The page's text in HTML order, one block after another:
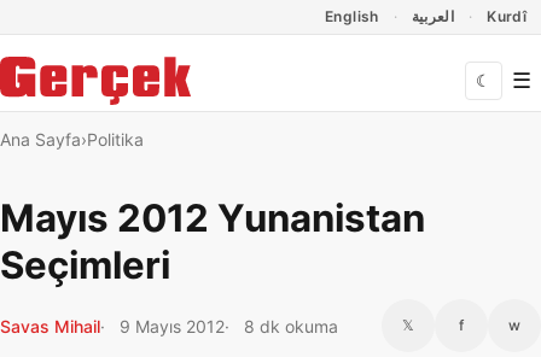
English العربية Kurdî
☾ ☰
Ana Sayfa Politika
Mayıs 2012 Yunanistan
Seçimleri
Savas Mihail 9 Mayıs 2012 8 dk okuma 𝕏 f w